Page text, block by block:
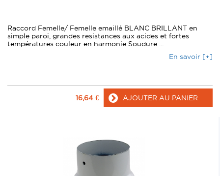
Raccord Femelle/ Femelle emaillé BLANC BRILLANT en
simple paroi, grandes resistances aux acides et fortes
températures couleur en harmonie Soudure ...
En savoir [+]
16,64 € AJOUTER AU PANIER